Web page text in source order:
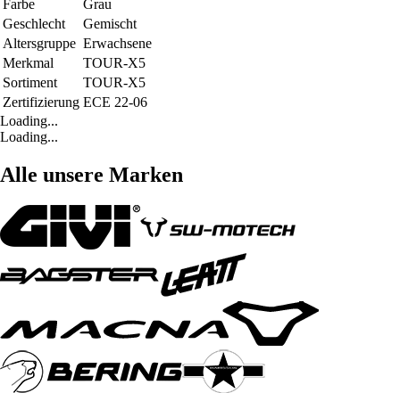
Farbe
Grau
Geschlecht
Gemischt
Altersgruppe Erwachsene
Merkmal
TOUR-X5
Sortiment
TOUR-X5
Zertifizierung ECE 22-06
Loading...
Loading...
Alle unsere Marken